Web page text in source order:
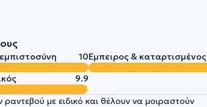
10Έμπειρος & καταρτισμένος
9.9
με ειδικό και θέλουν να μοιραστούν